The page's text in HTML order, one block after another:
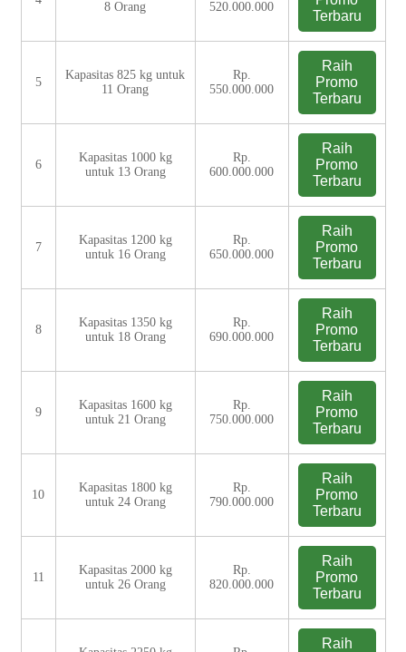
8 Orang
520.000.000
Terbaru
5
Kapasitas 825 kg untuk
11 Orang
Rp.
550.000.000
Raih
Promo
Terbaru
6
Kapasitas 1000 kg
untuk 13 Orang
Rp.
600.000.000
Raih
Promo
Terbaru
7
Kapasitas 1200 kg
untuk 16 Orang
Rp.
650.000.000
Raih
Promo
Terbaru
8
Kapasitas 1350 kg
untuk 18 Orang
Rp.
690.000.000
Raih
Promo
Terbaru
9
Kapasitas 1600 kg
untuk 21 Orang
Rp.
750.000.000
Raih
Promo
Terbaru
10
Kapasitas 1800 kg
untuk 24 Orang
Rp.
790.000.000
Raih
Promo
Terbaru
11
Kapasitas 2000 kg
untuk 26 Orang
Rp.
820.000.000
Raih
Promo
Terbaru
Raih